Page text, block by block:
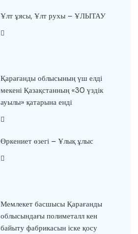
Ұлт ұясы, Ұлт рухы – ҰЛЫТАУ
Қарағанды облысының үш елді
мекені Қазақстанның «30 үздік
ауылы» қатарына енді
Өркениет өзегі – Ұлық ұлыс
Мемлекет басшысы Қарағанды
облысындағы полиметалл кен
байыту фабрикасын іске қосу